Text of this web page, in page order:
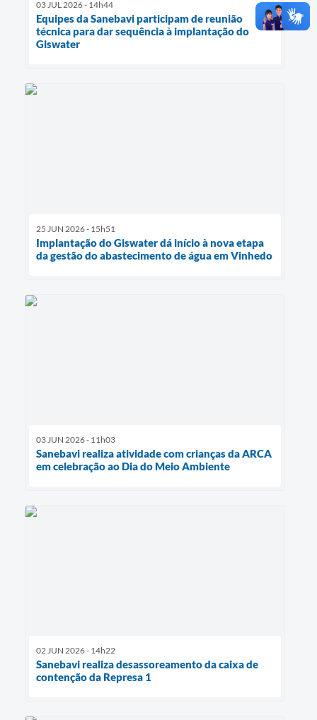
03 JUL 2026 - 14h44
Equipes da Sanebavi participam de reunião
técnica para dar sequência à implantação do
Giswater
25 JUN 2026 - 15h51
Implantação do Giswater dá início à nova etapa
da gestão do abastecimento de água em Vinhedo
03 JUN 2026 - 11h03
Sanebavi realiza atividade com crianças da ARCA
em celebração ao Dia do Meio Ambiente
02 JUN 2026 - 14h22
Sanebavi realiza desassoreamento da caixa de
contenção da Represa 1